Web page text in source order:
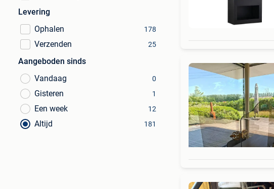
Levering
Ophalen
178
Verzenden 25
Aangeboden sinds
Vandaag
0
Gisteren 1
Een week 12
Altijd 181